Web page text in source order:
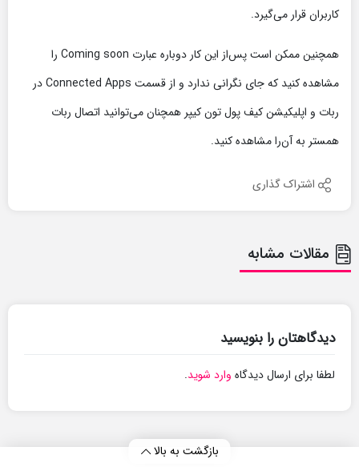
کاربران قرار می‌گیرد.
همچنین ممکن است پس‌از این کار دوباره عبارت Coming soon را
مشاهده کنید که جای نگرانی ندارد و از قسمت Connected Apps در
ربات و اپلیکیشن کیف پول تون کیپر همچنان می‌توانید اتصال ربات
همستر به آن‌را مشاهده کنید.
اشتراک گذاری
مقالات مشابه
دیدگاهتان را بنویسید
لطفا برای ارسال دیدگاه وارد شوید.
بازگشت به بالا